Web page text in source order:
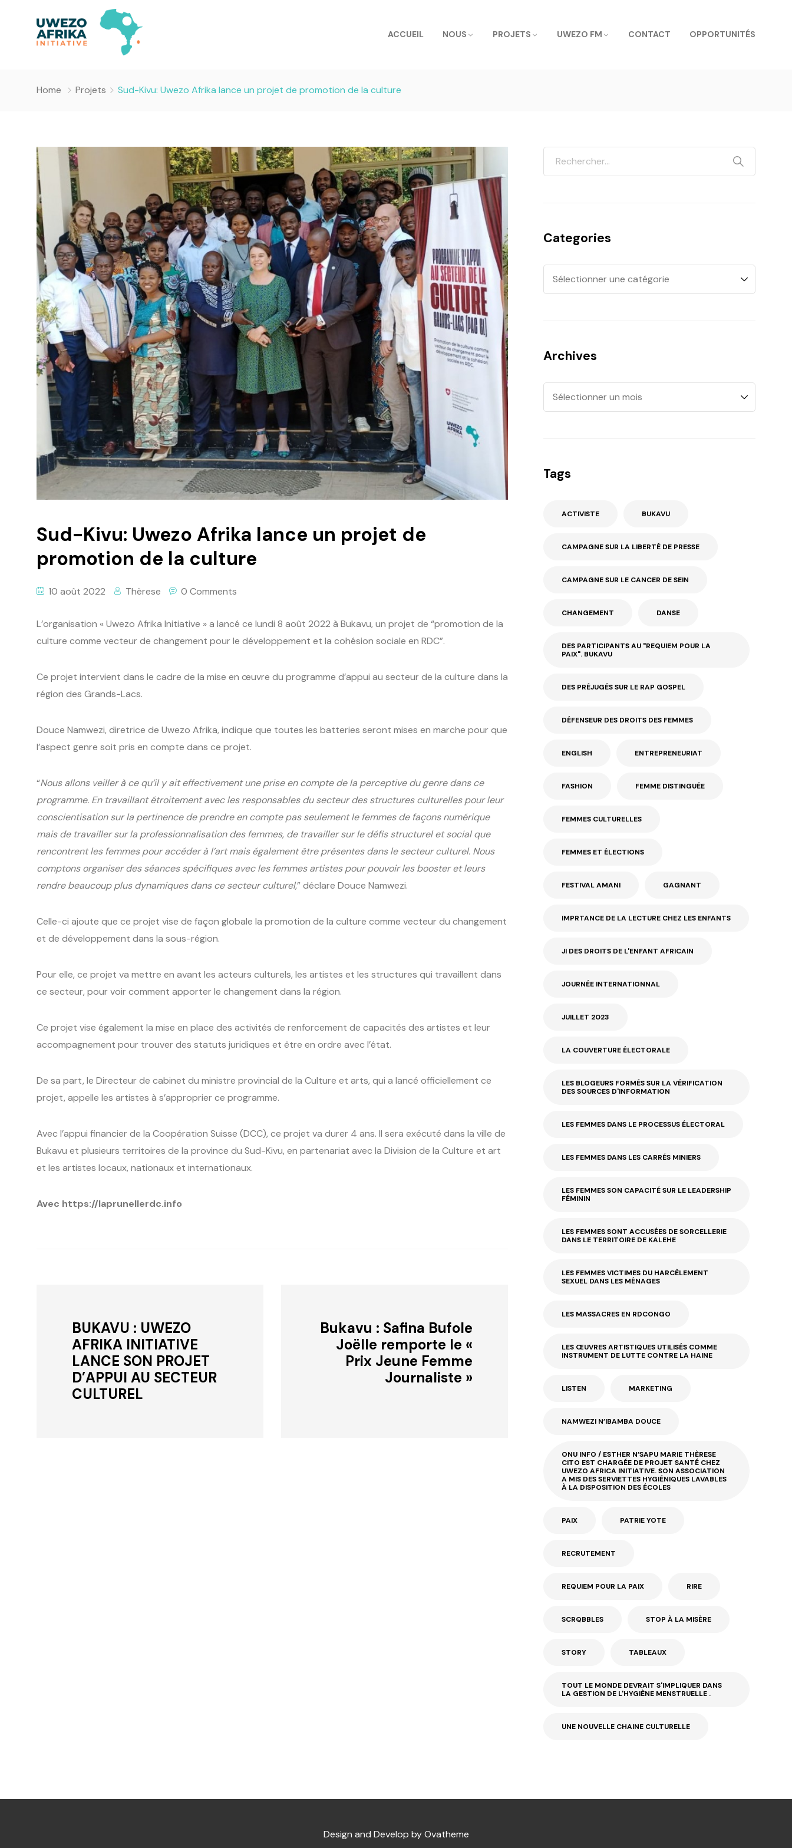
ACCUEIL NOUS PROJETS UWEZO FM CONTACT OPPORTUNITÉS
Home Projets Sud-Kivu: Uwezo Afrika lance un projet de promotion de la culture
Sud-Kivu: Uwezo Afrika lance un projet de
promotion de la culture
10 août 2022 Thèrese 0 Comments
L’organisation « Uwezo Afrika Initiative » a lancé ce lundi 8 août 2022 à Bukavu, un projet de “promotion de la
culture comme vecteur de changement pour le développement et la cohésion sociale en RDC”.
Ce projet intervient dans le cadre de la mise en œuvre du programme d’appui au secteur de la culture dans la
région des Grands-Lacs.
Douce Namwezi, diretrice de Uwezo Afrika, indique que toutes les batteries seront mises en marche pour que
l’aspect genre soit pris en compte dans ce projet.
“Nous allons veiller à ce qu’il y ait effectivement une prise en compte de la perceptive du genre dans ce
programme. En travaillant étroitement avec les responsables du secteur des structures culturelles pour leur
conscientisation sur la pertinence de prendre en compte pas seulement le femmes de façons numérique
mais de travailler sur la professionnalisation des femmes, de travailler sur le défis structurel et social que
rencontrent les femmes pour accéder à l’art mais également être présentes dans le secteur culturel. Nous
comptons organiser des séances spécifiques avec les femmes artistes pour pouvoir les booster et leurs
rendre beaucoup plus dynamiques dans ce secteur culturel,” déclare Douce Namwezi.
Celle-ci ajoute que ce projet vise de façon globale la promotion de la culture comme vecteur du changement
et de développement dans la sous-région.
Pour elle, ce projet va mettre en avant les acteurs culturels, les artistes et les structures qui travaillent dans
ce secteur, pour voir comment apporter le changement dans la région.
Ce projet vise également la mise en place des activités de renforcement de capacités des artistes et leur
accompagnement pour trouver des statuts juridiques et être en ordre avec l’état.
De sa part, le Directeur de cabinet du ministre provincial de la Culture et arts, qui a lancé officiellement ce
projet, appelle les artistes à s’approprier ce programme.
Avec l’appui financier de la Coopération Suisse (DCC), ce projet va durer 4 ans. Il sera exécuté dans la ville de
Bukavu et plusieurs territoires de la province du Sud-Kivu, en partenariat avec la Division de la Culture et art
et les artistes locaux, nationaux et internationaux.
Avec https://laprunellerdc.info
BUKAVU : UWEZO
AFRIKA INITIATIVE
LANCE SON PROJET
D’APPUI AU SECTEUR
CULTUREL
Bukavu : Safina Bufole
Joëlle remporte le «
Prix Jeune Femme
Journaliste »
Categories
Archives
Tags
ACTIVISTE BUKAVU
CAMPAGNE SUR LA LIBERTÉ DE PRESSE
CAMPAGNE SUR LE CANCER DE SEIN
CHANGEMENT DANSE
DES PARTICIPANTS AU "REQUIEM POUR LA
PAIX". BUKAVU
DES PRÉJUGÉS SUR LE RAP GOSPEL
DÉFENSEUR DES DROITS DES FEMMES
ENGLISH ENTREPRENEURIAT
FASHION FEMME DISTINGUÉE
FEMMES CULTURELLES
FEMMES ET ÉLECTIONS
FESTIVAL AMANI GAGNANT
IMPRTANCE DE LA LECTURE CHEZ LES ENFANTS
JI DES DROITS DE L'ENFANT AFRICAIN
JOURNÉE INTERNATIONNAL
JUILLET 2023
LA COUVERTURE ÉLECTORALE
LES BLOGEURS FORMÉS SUR LA VÉRIFICATION
DES SOURCES D'INFORMATION
LES FEMMES DANS LE PROCESSUS ÉLECTORAL
LES FEMMES DANS LES CARRÉS MINIERS
LES FEMMES SON CAPACITÉ SUR LE LEADERSHIP
FÉMININ
LES FEMMES SONT ACCUSÉES DE SORCELLERIE
DANS LE TERRITOIRE DE KALEHE
LES FEMMES VICTIMES DU HARCÈLEMENT
SEXUEL DANS LES MÉNAGES
LES MASSACRES EN RDCONGO
LES ŒUVRES ARTISTIQUES UTILISÉS COMME
INSTRUMENT DE LUTTE CONTRE LA HAINE
LISTEN MARKETING
NAMWEZI N’IBAMBA DOUCE
ONU INFO / ESTHER N’SAPU MARIE THÈRESE
CITO EST CHARGÉE DE PROJET SANTÉ CHEZ
UWEZO AFRICA INITIATIVE. SON ASSOCIATION
A MIS DES SERVIETTES HYGIÉNIQUES LAVABLES
À LA DISPOSITION DES ÉCOLES
PAIX PATRIE YOTE
RECRUTEMENT
REQUIEM POUR LA PAIX RIRE
SCRQBBLES STOP À LA MISÈRE
STORY TABLEAUX
TOUT LE MONDE DEVRAIT S'IMPLIQUER DANS
LA GESTION DE L'HYGIÈNE MENSTRUELLE .
UNE NOUVELLE CHAINE CULTURELLE
Design and Develop by Ovatheme